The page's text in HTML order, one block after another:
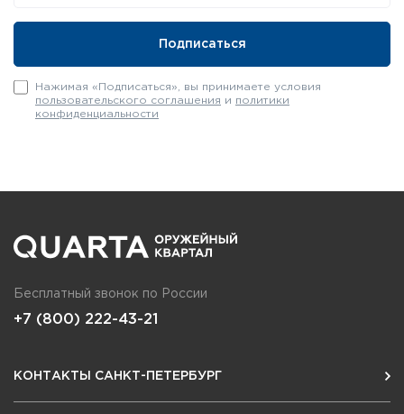
Нажимая «Подписаться», вы принимаете условия
пользовательского соглашения и политики
конфиденциальности
Бесплатный звонок по России
+7 (800) 222-43-21
КОНТАКТЫ САНКТ-ПЕТЕРБУРГ